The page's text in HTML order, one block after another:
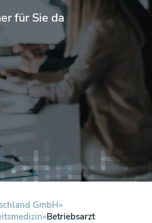
für Sie da
GmbH
Betriebsarzt